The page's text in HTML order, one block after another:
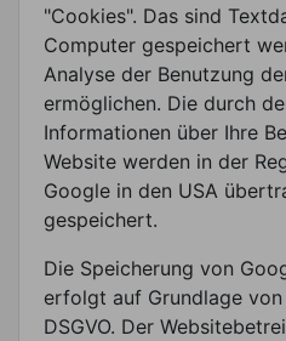
"Cookies". Das sind
Computer gespeichert
Analyse der Benutzung
ermöglichen. Die durch
Informationen über Ihre
Website werden in der
Google in den USA
gespeichert.
Die Speicherung von
erfolgt auf Grundlage
DSGVO. Der